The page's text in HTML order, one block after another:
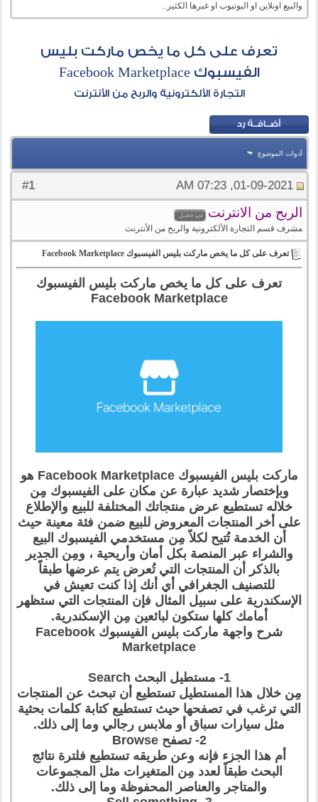
والبيع اونلاين او اليوتيوب او غيرها الكثير..
تعرف على كل ما يخص ماركت بليس
الفيسبوك Facebook Marketplace
التجارة الألكترونية والربح من الأنترنت
أدوات الموضوع
#
1 01-09-2021, 07:23 AM
الربح من الانترنت
مشرف قسم التجارة الألكترونية والربح من الأنترنت
تعرف على كل ما يخص ماركت بليس الفيسبوك Facebook Marketplace
تعرف على كل ما يخص ماركت بليس الفيسبوك
Facebook Marketplace
ماركت بليس الفيسبوك Facebook Marketplace هو
وبإختصار شديد عبارة عن مكان على الفيسبوك مِن
خلاله تستطيع عرض منتجاتك المختلفة للبيع والإطلاع
على أخر المنتجات المعروض للبيع ضمن فئة معينة حيث
أن الخدمة تُتيح لكلاً مِن مستخدمي الفيسبوك البيع
والشراء عبر المنصة بكل أمان وأريحية ، ومِن الجدير
بالذكر أن المنتجات التي تُعرض يتم عرضها طبقاً
للتصنيف الجغرافي أي أنك إذا كنت تعيش في
الإسكندرية على سبيل المثال فإن المنتجات التي ستظهر
أمامك كلها ستكون لبائعين مِن الإسكندرية.
شرح واجهة ماركت بليس الفيسبوك Facebook
Marketplace
1- مستطيل البحث Search
مِن خلال هذا المستطيل تستطيع أن تبحث عن المنتجات
التي ترغب في تصفحها حيث تستطيع كتابة كلمات بحثية
مثل سيارات سباق أو ملابس رجالي وما إلى ذلك.
2- تصفح Browse
أم هذا الجزء فإنه وعن طريقه تستطيع فلترة نتائج
البحث طبقاً لعدد مِن المتغيرات مثل المجموعات
والمتاجر والعناصر المحفوظة وما إلى ذلك.